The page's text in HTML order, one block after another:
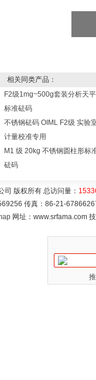
相关同类产品：
F2级1mg~500g套装分析天平
标准砝码
不锈钢砝码 OIML F2级 实验
计量校准专用
M1 级 20kg 不锈钢圆柱形标
砝码
司 版权所有 总访问量：
传真：86-21-
网址：www.srfama.com